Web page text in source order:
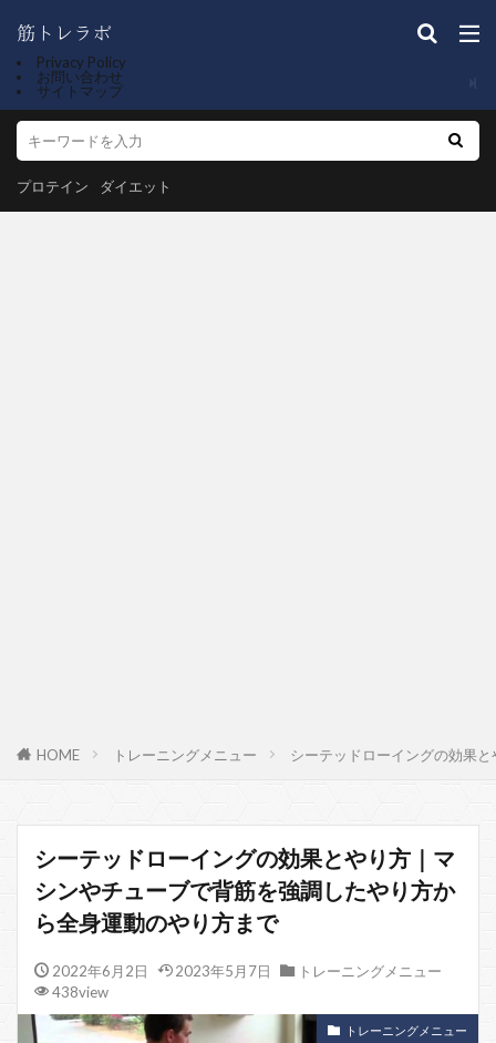
Privacy Policy
お問い合わせ
サイトマップ
プロテイン ダイエット
HOME トレーニングメニュー シーテッドローイングの効果
シーテッドローイングの効果とやり方｜マ
シンやチューブで背筋を強調したやり方か
ら全身運動のやり方まで
2022年6月2日 2023年5月7日
トレーニングメニュー
438view
トレーニングメニュー